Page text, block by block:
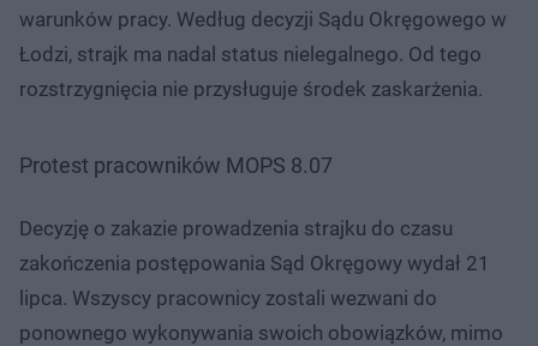
warunków pracy. Według decyzji Sądu Okręgowego w
Łodzi, strajk ma nadal status nielegalnego. Od tego
rozstrzygnięcia nie przysługuje środek zaskarżenia.
Protest pracowników MOPS 8.07
Decyzję o zakazie prowadzenia strajku do czasu
zakończenia postępowania Sąd Okręgowy wydał 21
lipca. Wszyscy pracownicy zostali wezwani do
ponownego wykonywania swoich obowiązków, mimo